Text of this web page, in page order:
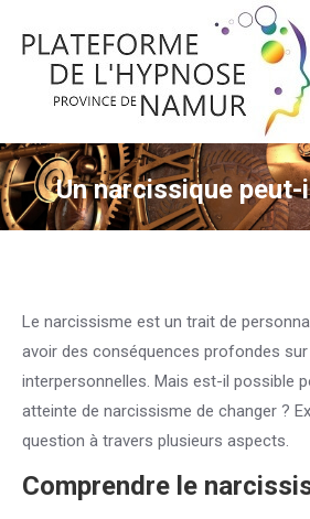
Un narcissique peut-
Le narcissisme est un trait de
avoir des conséquences profondes
interpersonnelles. Mais est-il possible
atteinte de narcissisme de changer ?
question à travers plusieurs aspects.
Comprendre le